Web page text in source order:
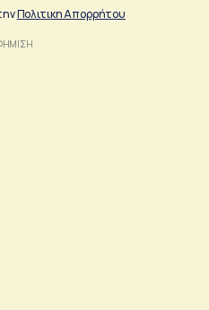
Πολιτικη Απορρήτου